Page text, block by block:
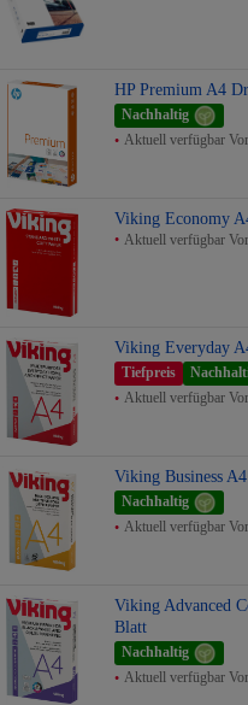
HP Premium A4
Nachhaltig
Aktuell verfügbar
Viking Economy
Aktuell verfügbar
Viking Everyday
Tiefpreis
Aktuell verfügbar
Viking Business
Nachhaltig
Aktuell verfügbar
Viking Advanced
Blatt
Nachhaltig
Aktuell verfügbar